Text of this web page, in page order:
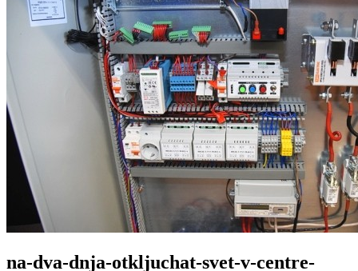
na-dva-dnja-otkljuchat-svet-v-centre-